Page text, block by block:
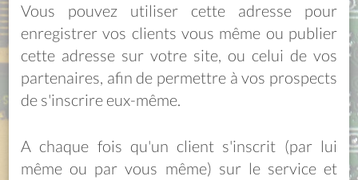
Vous pouvez utiliser cette adresse pour
enregistrer vos clients vous même ou publier
cette adresse sur votre site, ou celui de vos
partenaires, afin de permettre à vos prospects
de s'inscrire eux-même.
A chaque fois qu'un client s'inscrit (par lui
même ou par vous même) sur le service et